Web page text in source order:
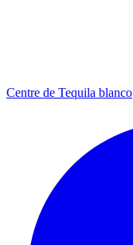
Centre de Tequila blanco